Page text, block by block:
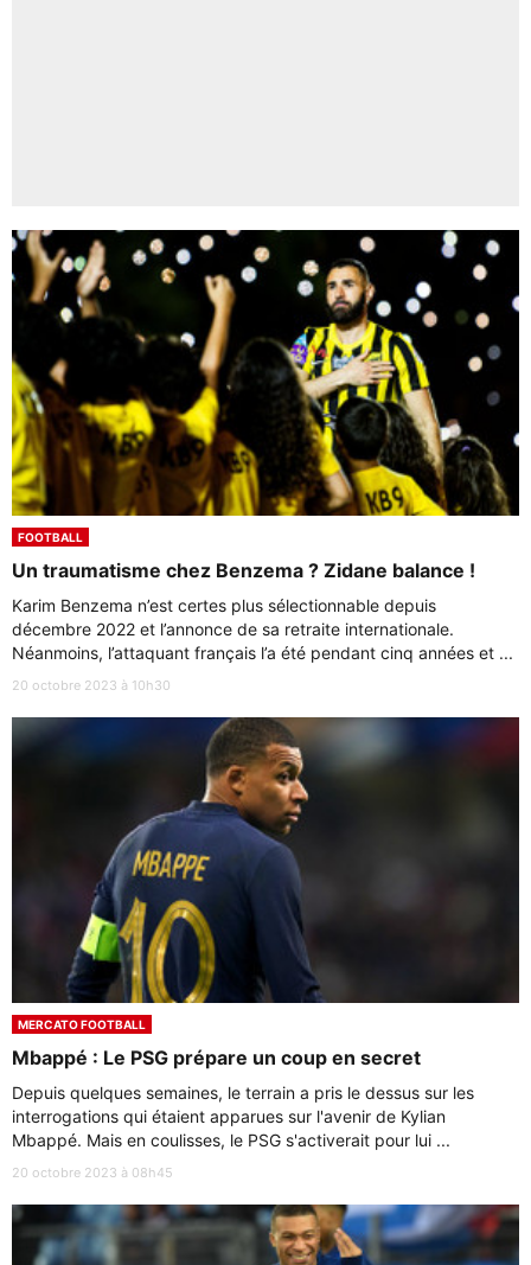
FOOTBALL
Un traumatisme chez Benzema ? Zidane balance !
Karim Benzema n’est certes plus sélectionnable depuis
décembre 2022 et l’annonce de sa retraite internationale.
Néanmoins, l’attaquant français l’a été pendant cinq années et ...
20 octobre 2023 à 10h30
MERCATO FOOTBALL
Mbappé : Le PSG prépare un coup en secret
Depuis quelques semaines, le terrain a pris le dessus sur les
interrogations qui étaient apparues sur l'avenir de Kylian
Mbappé. Mais en coulisses, le PSG s'activerait pour lui ...
20 octobre 2023 à 08h45